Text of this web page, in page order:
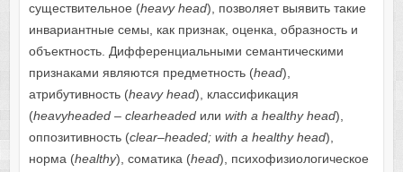
существительное (heavy head), позволяет выявить такие
инвариантные семы, как признак, оценка, образность и
объектность. Дифференциальными семантическими
признаками являются предметность (head),
атрибутивность (heavy head), классификация
(heavyheaded– clearheaded или with a healthy head),
оппозитивность (clear–headed; with a healthy head),
норма (healthy), соматика (head), психофизиологическое